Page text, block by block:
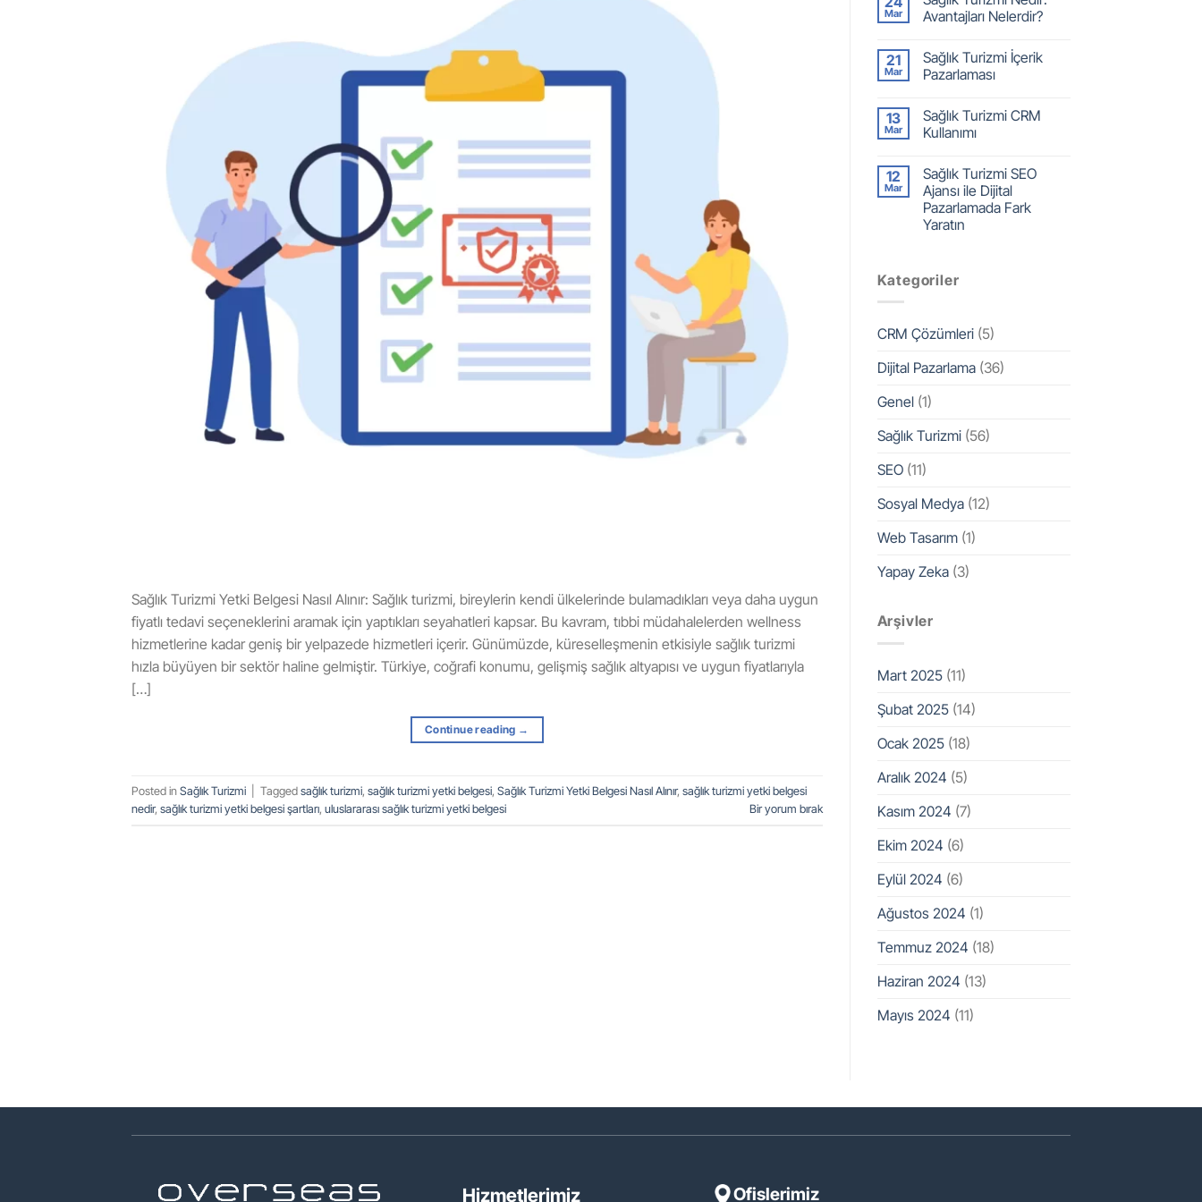
Sağlık Turizmi Yetki Belgesi Nasıl Alınır: Sağlık turizmi, bireylerin kendi ülkelerinde bulamadıkları veya daha uygun
fiyatlı tedavi seçeneklerini aramak için yaptıkları seyahatleri kapsar. Bu kavram, tıbbi müdahalelerden wellness
hizmetlerine kadar geniş bir yelpazede hizmetleri içerir. Günümüzde, küreselleşmenin etkisiyle sağlık turizmi
hızla büyüyen bir sektör haline gelmiştir. Türkiye, coğrafi konumu, gelişmiş sağlık altyapısı ve uygun fiyatlarıyla
[…]
Continue reading →
Posted in Sağlık Turizmi Tagged sağlık turizmi, sağlık turizmi yetki belgesi, Sağlık Turizmi Yetki Belgesi Nasıl Alınır, sağlık turizmi yetki belgesi
nedir, sağlık turizmi yetki belgesi şartları, uluslararası sağlık turizmi yetki belgesi Bir yorum bırak
Mar
Avantajları Nelerdir?
21
Mar
Sağlık Turizmi İçerik
Pazarlaması
13
Mar
Sağlık Turizmi CRM
Kullanımı
12
Mar
Sağlık Turizmi SEO
Ajansı ile Dijital
Pazarlamada Fark
Yaratın
Kategoriler
CRM Çözümleri(5)
Dijital Pazarlama(36)
Genel(1)
Sağlık Turizmi(56)
SEO(11)
Sosyal Medya(12)
Web Tasarım(1)
Yapay Zeka(3)
Arşivler
Mart 2025(11)
Şubat 2025(14)
Ocak 2025(18)
Aralık 2024 (5)
Kasım 2024 (7)
Ekim 2024 (6)
Eylül 2024 (6)
Ağustos 2024 (1)
Temmuz 2024 (18)
Haziran 2024 (13)
Mayıs 2024 (11)
Hizmetlerimiz Ofislerimiz